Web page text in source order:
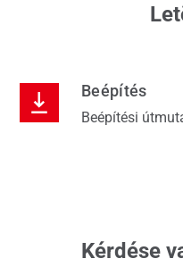
Beépítés
Beépítési
Kérdése